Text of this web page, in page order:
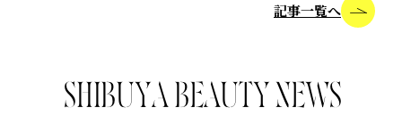
記事一覧へ
SHIBU YA BEAU T Y NEWS